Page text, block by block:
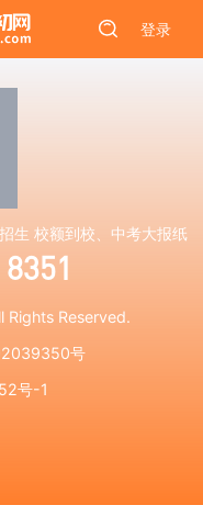
登录
生 校额到校、中考大报纸
Rights Reserved.
号
号-1